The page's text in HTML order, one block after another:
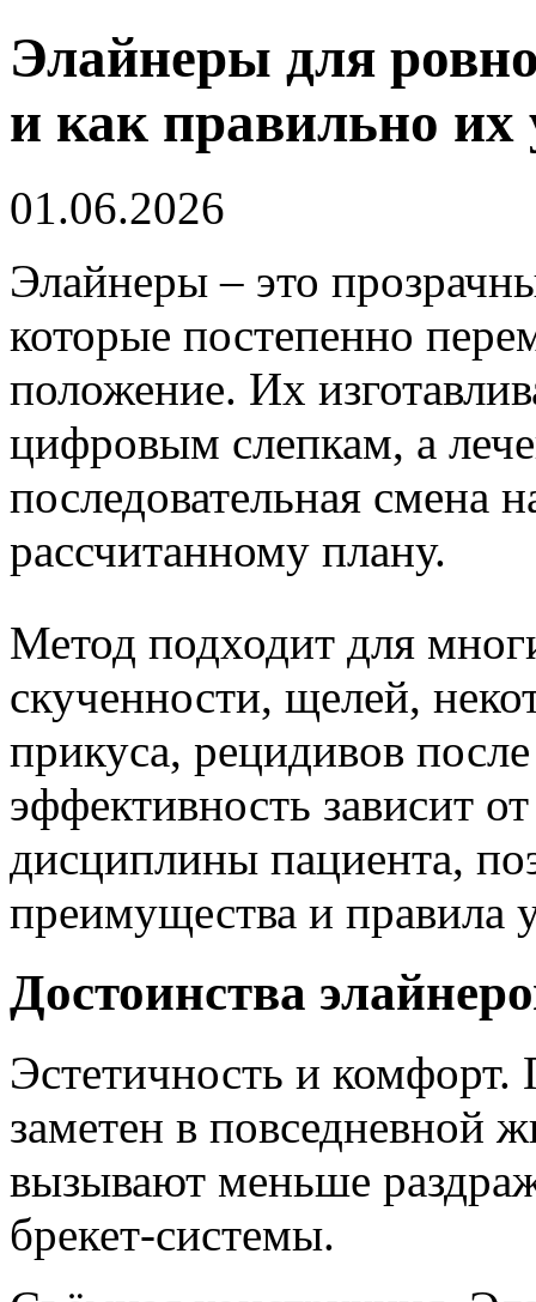
Элайнеры для
и как правильно их
01.06.2026
Элайнеры – это
которые постепенно
положение. Их
цифровым слепкам, а
последовательная смена
рассчитанному плану.
Метод подходит для
скученности, щелей,
прикуса, рецидивов
эффективность зависит
дисциплины пациента,
преимущества и правила
Достоинства
Эстетичность и
заметен в повседневной
вызывают меньше
брекет-системы.